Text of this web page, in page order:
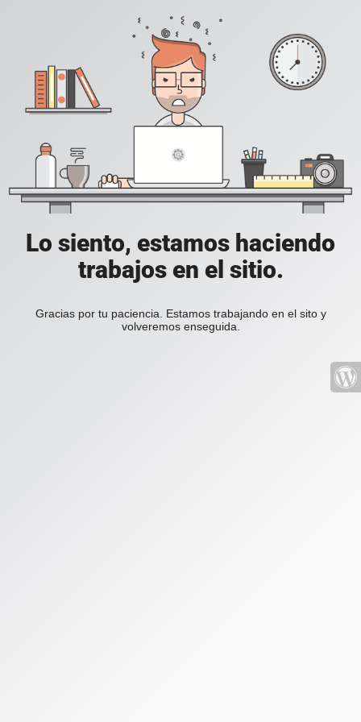
Lo siento, estamos haciendo
trabajos en el sitio.
Gracias por tu paciencia. Estamos trabajando en el sito y
volveremos enseguida.